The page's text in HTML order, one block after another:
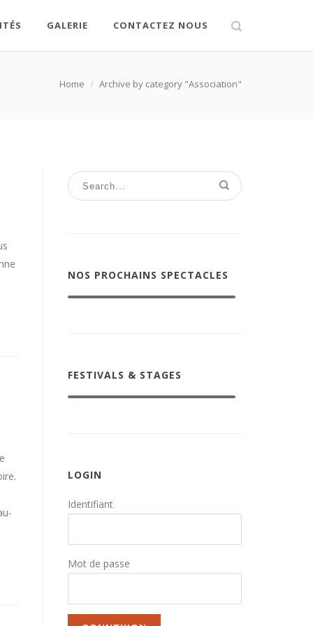
GALERIE CONTACTEZ NOUS
Home / Archive by category "Association"
NOS PROCHAINS SPECTACLES
FESTIVALS & STAGES
LOGIN
Identifiant
Mot de passe